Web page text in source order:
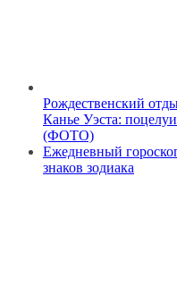
Рождественский
Канье Уэста:
(ФОТО)
Ежедневный
знаков зодиака